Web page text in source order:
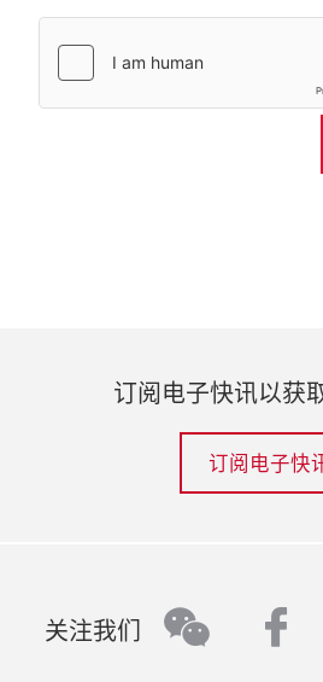
订阅电子快讯以获
订阅电子快
关注我们 wechat